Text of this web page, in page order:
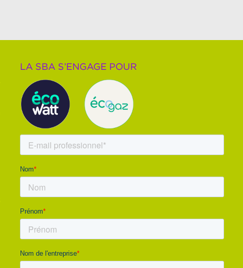
LA SBA S’ENGAGE POUR